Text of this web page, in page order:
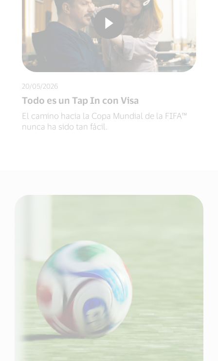
20/05/2026
Todo es un Tap In con Visa
El camino hacia la Copa Mundial de la FIFA™
nunca ha sido tan fácil.